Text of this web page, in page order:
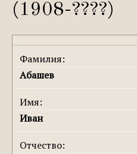
(1908-????)
Фамилия:
Абашев
Имя:
Иван
Отчество: